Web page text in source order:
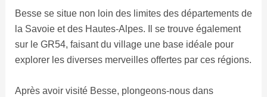
Besse se situe non loin des limites des départements de
la Savoie et des Hautes-Alpes. Il se trouve également
sur le GR54, faisant du village une base idéale pour
explorer les diverses merveilles offertes par ces régions.
Après avoir visité Besse, plongeons-nous dans